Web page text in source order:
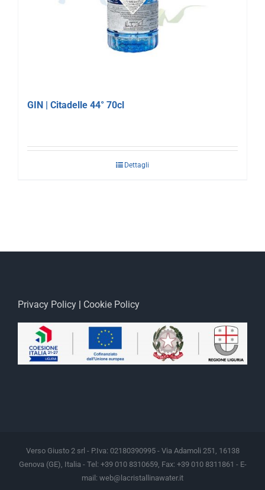
GIN | Citadelle 44° 70cl
Dettagli
Privacy Policy Cookie Policy
Verso Giusto 2 srl - P.Iva: 02180390995 - Via Adamoli 251, 16138
Genova (GE), Italia - Tel: +39 010 8310659, Fax: +39 010 8311861 - E-
mail: web@lacristallinawater.it